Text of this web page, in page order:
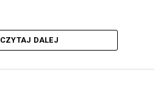
CZYTAJ DALEJ